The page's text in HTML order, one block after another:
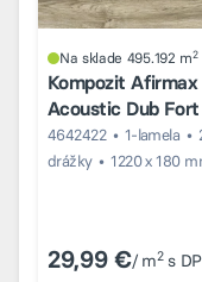
Na sklade 495.192 m2
Kompozit
Acoustic Dub Fort
4642422 1-lamela
drážky
1220 x 180
29,99 €/ m2s